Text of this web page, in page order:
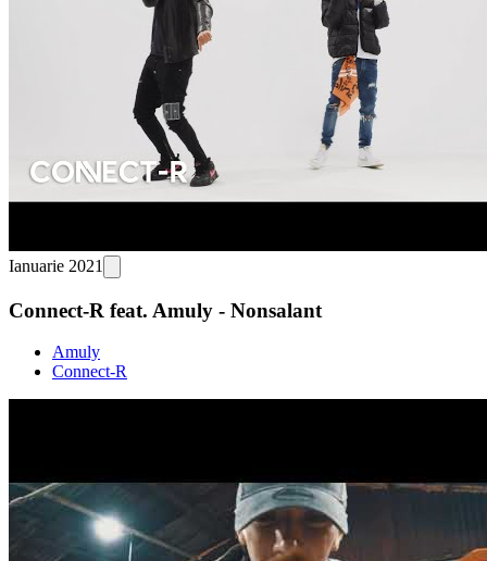
Ianuarie 2021
Connect-R feat. Amuly - Nonsalant
Amuly
Connect-R